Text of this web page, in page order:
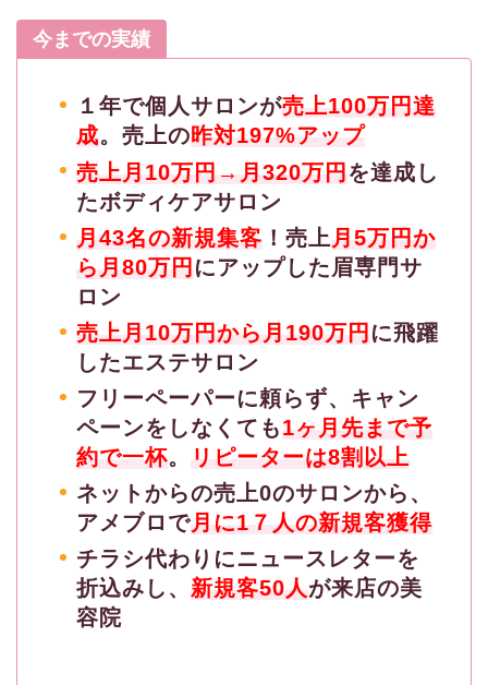
今までの実績
１年で個人サロンが売上100万円達
成。売上の昨対197%アップ
売上月10万円→月320万円 を達成し
たボディケアサロン
月43名の新規集客 ！売上月5万円か
ら月80万円 にアップした眉専門サ
ロン
売上月10万円から月190万円 に飛躍
したエステサロン
フリーペーパーに頼らず、キャン
ペーンをしなくても1ヶ月先まで予
約で一杯。
リピーターは8割以上
ネットからの売上0のサロンから、
アメブロで月に1７人の新規客獲得
チラシ代わりにニュースレターを
折込みし、 新規客50人が来店の美
容院